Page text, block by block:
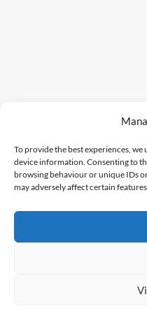
To provide the best experiences,
device information. Consenting to
browsing behaviour or unique IDs
may adversely affect certain